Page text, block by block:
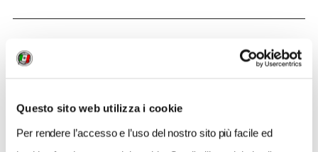
Questo sito web utilizza i cookie
Per rendere l’accesso e l’uso del nostro sito più facile ed
15 Ottobre 2022
RITROVO
Ore 11:15 a Piazzale Appio (lato Basilica San Giovanni in